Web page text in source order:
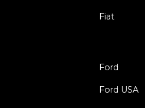
Fiat
Ford
Ford USA